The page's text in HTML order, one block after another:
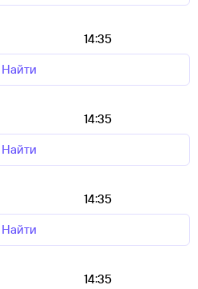
14:35
Найти
14:35
Найти
14:35
Найти
14:35